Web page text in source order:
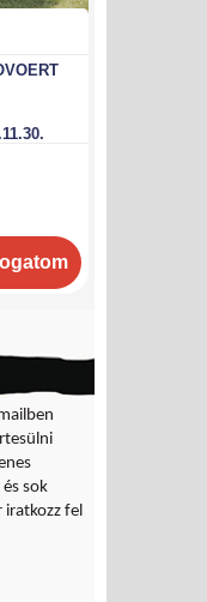
sok
iratkozz fel